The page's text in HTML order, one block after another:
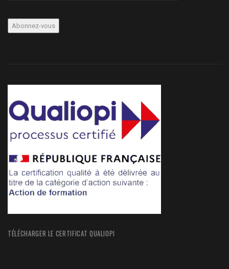
TÉLÉCHARGER LE CERTIFICAT QUALIOPI